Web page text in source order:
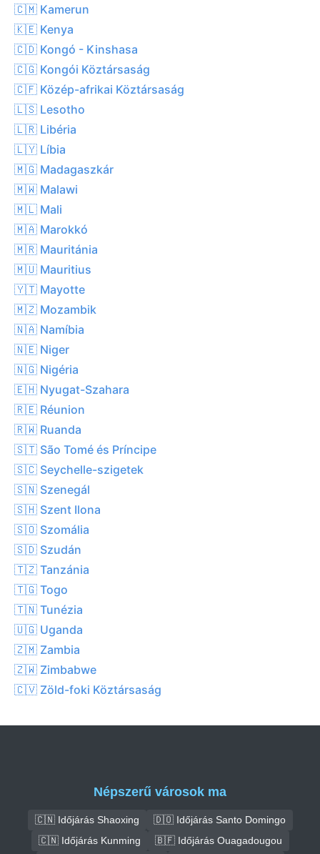
🇨🇲 Kamerun
🇰🇪 Kenya
🇨🇩 Kongó - Kinshasa
🇨🇬 Kongói Köztársaság
🇨🇫 Közép-afrikai Köztársaság
🇱🇸 Lesotho
🇱🇷 Libéria
🇱🇾 Líbia
🇲🇬 Madagaszkár
🇲🇼 Malawi
🇲🇱 Mali
🇲🇦 Marokkó
🇲🇷 Mauritánia
🇲🇺 Mauritius
🇾🇹 Mayotte
🇲🇿 Mozambik
🇳🇦 Namíbia
🇳🇪 Niger
🇳🇬 Nigéria
🇪🇭 Nyugat-Szahara
🇷🇪 Réunion
🇷🇼 Ruanda
🇸🇹 São Tomé és Príncipe
🇸🇨 Seychelle-szigetek
🇸🇳 Szenegál
🇸🇭 Szent Ilona
🇸🇴 Szomália
🇸🇩 Szudán
🇹🇿 Tanzánia
🇹🇬 Togo
🇹🇳 Tunézia
🇺🇬 Uganda
🇿🇲 Zambia
🇿🇼 Zimbabwe
🇨🇻 Zöld-foki Köztársaság
Népszerű városok ma
🇨🇳 Időjárás Shaoxing
🇩🇴 Időjárás Santo Domingo
🇨🇳 Időjárás Kunming
🇧🇫 Időjárás Ouagadougou